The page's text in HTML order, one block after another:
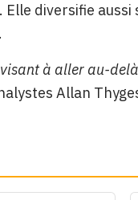
diversifie
à aller au-
Allan